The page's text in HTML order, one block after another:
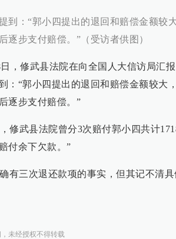
到：“郭小四提出的退回和赔偿金额较
逐步支付赔偿。”（受访者供图）
，修武县法院在向全国人大信访局汇
：“郭小四提出的退回和赔偿金额较大
逐步支付赔偿。”
修武县法院曾分3次赔付郭小四共计
付余下欠款。”
三次退还款项的事实，但其记不清具
未经授权不得转载